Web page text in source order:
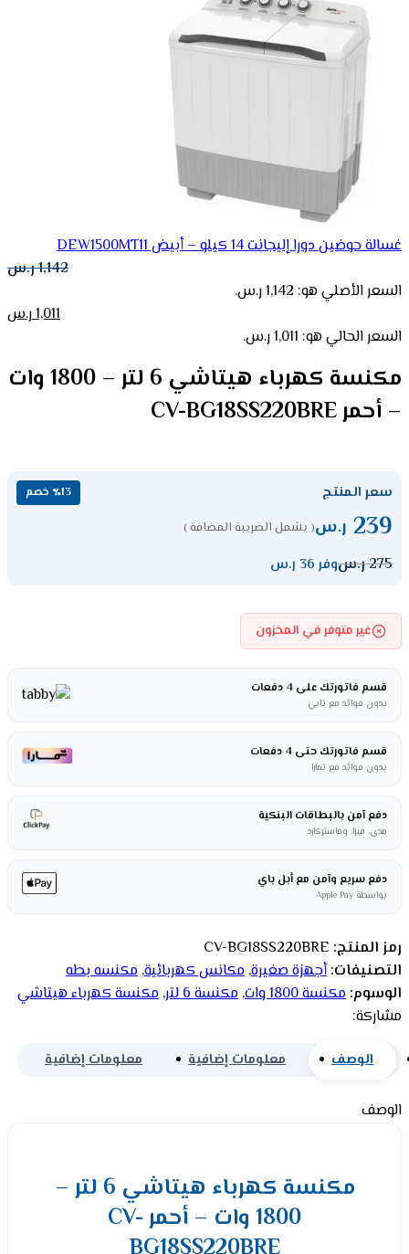
غسالة حوضين دورا إليجانت 14 كيلو – أبيض DEW1500MT11
1,142ر.س
السعر الأصلي هو: 1,142 ر.س.
1,011ر.س
السعر الحالي هو: 1,011 ر.س.
مكنسة كهرباء هيتاشي 6 لتر – 1800 وات
– أحمر CV-BG18SS220BRE
سعر المنتج ٪13 خصم
239 ر.س( يشمل الضريبة المضافة )
275ر.سوفر 36 ر.س
غير متوفر في المخزون
قسم فاتورتك على 4 دفعات
بدون فوائد مع تابي
قسم فاتورتك حتى 4 دفعات
بدون فوائد مع تمارا
دفع آمن بالبطاقات البنكية
مدى، فيزا، وماستركارد
دفع سريع وآمن مع أبل باي
بواسطة Apple Pay
رمز المنتج: CV-BG18SS220BRE
التصنيفات: أجهزة صغيرة, مكانس كهربائية, مكنسه بطه
الوسوم: مكنسة 1800 وات , مكنسة 6 لتر , مكنسة كهرباء هيتاشي
مشاركة:
الوصف معلومات إضافية معلومات إضافية
الوصف
مكنسة كهرباء هيتاشي 6 لتر –
1800 وات – أحمر CV-